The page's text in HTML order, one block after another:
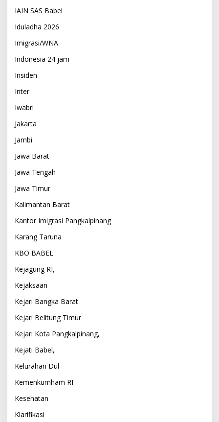
IAIN SAS Babel
Iduladha 2026
Imigrasi/WNA
Indonesia 24 jam
Insiden
Inter
Iwabri
Jakarta
Jambi
Jawa Barat
Jawa Tengah
Jawa Timur
Kalimantan Barat
Kantor Imigrasi Pangkalpinang
Karang Taruna
KBO BABEL
Kejagung RI,
Kejaksaan
Kejari Bangka Barat
Kejari Belitung Timur
Kejari Kota Pangkalpinang,
Kejati Babel,
Kelurahan Dul
Kemenkumham RI
Kesehatan
Klarifikasi